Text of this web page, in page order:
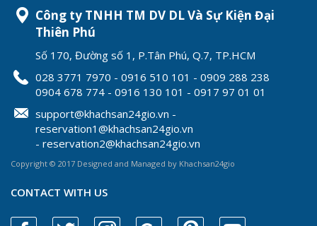
Công ty TNHH TM DV DL Và Sự Kiện Đại
Thiên Phú
Số 170, Đường số 1, P.Tân Phú, Q.7, TP.HCM
028 3771 7970 - 0916 510 101 - 0909 288 238
0904 678 774 - 0916 130 101 - 0917 97 01 01
support@khachsan24gio.vn -
reservation1@khachsan24gio.vn
- reservation2@khachsan24gio.vn
Copyright © 2017 Designed and Managed by Khachsan24gio
CONTACT WITH US